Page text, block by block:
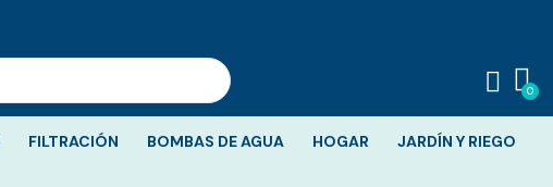
FILTRACIÓN BOMBAS DE AGUA HOGAR JARDÍN Y RIEGO